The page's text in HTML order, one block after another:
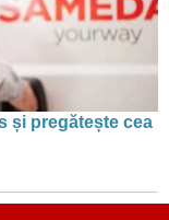
și pregătește cea